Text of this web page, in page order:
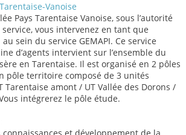
Vanoise
Pays Tarentaise Vanoise, sous l’autorité
vous intervenez en tant que
sein du service GEMAPI. Ce service
d’agents intervient sur l’ensemble du
en Tarentaise. Il est organisé en 2 pôles
pôle territoire composé de 3 unités
Tarentaise amont / UT Vallée des Dorons /
intégrerez le pôle étude.